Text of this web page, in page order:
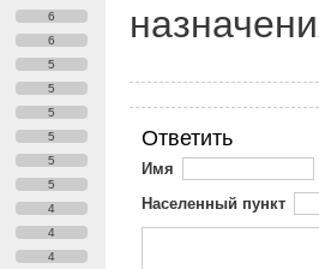
6
6
5
5
5
5
5
5
4
4
4
Ответить
Имя
Населенный пункт